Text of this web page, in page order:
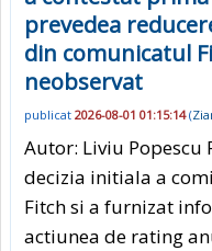
prevedea
din comunicatul
neobservat
publicat 2026-08-01 01:15:14(
Autor: Liviu Popescu
decizia initiala a
Fitch si a furnizat
actiunea de rating